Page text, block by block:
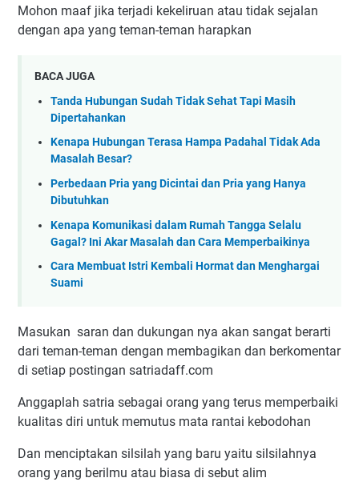
Mohon maaf jika terjadi kekeliruan atau tidak sejalan
dengan apa yang teman-teman harapkan
BACA JUGA
Tanda Hubungan Sudah Tidak Sehat Tapi Masih
Dipertahankan
Kenapa Hubungan Terasa Hampa Padahal Tidak Ada
Masalah Besar?
Perbedaan Pria yang Dicintai dan Pria yang Hanya
Dibutuhkan
Kenapa Komunikasi dalam Rumah Tangga Selalu
Gagal? Ini Akar Masalah dan Cara Memperbaikinya
Cara Membuat Istri Kembali Hormat dan Menghargai
Suami
Masukan saran dan dukungan nya akan sangat berarti
dari teman-teman dengan membagikan dan berkomentar
di setiap postingan satriadaff.com
Anggaplah satria sebagai orang yang terus memperbaiki
kualitas diri untuk memutus mata rantai kebodohan
Dan menciptakan silsilah yang baru yaitu silsilahnya
orang yang berilmu atau biasa di sebut alim